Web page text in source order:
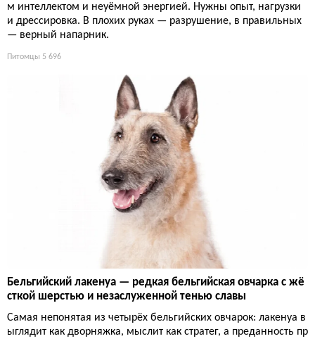
м интеллектом и неуёмной энергией. Нужны опыт, нагрузки
и дрессировка. В плохих руках — разрушение, в правильных
— верный напарник.
Питомцы 5 696
Бельгийский лакенуа — редкая бельгийская овчарка с жё
сткой шерстью и незаслуженной тенью славы
Самая непонятая из четырёх бельгийских овчарок: лакенуа в
ыглядит как дворняжка, мыслит как стратег, а преданность пр